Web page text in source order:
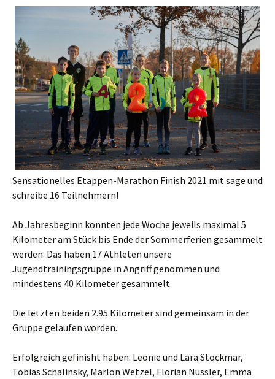
Sensationelles Etappen-Marathon Finish 2021 mit sage und
schreibe 16 Teilnehmern!
Ab Jahresbeginn konnten jede Woche jeweils maximal 5
Kilometer am Stück bis Ende der Sommerferien gesammelt
werden. Das haben 17 Athleten unsere
Jugendtrainingsgruppe in Angriff genommen und
mindestens 40 Kilometer gesammelt.
Die letzten beiden 2.95 Kilometer sind gemeinsam in der
Gruppe gelaufen worden.
Erfolgreich gefinisht haben: Leonie und Lara Stockmar,
Tobias Schalinsky, Marlon Wetzel, Florian Nüssler, Emma